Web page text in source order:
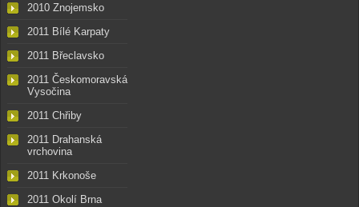
2010 Znojemsko
2011 Bílé Karpaty
2011 Břeclavsko
2011 Českomoravská
Vysočina
2011 Chřiby
2011 Drahanská
vrchovina
2011 Krkonoše
2011 Okolí Brna